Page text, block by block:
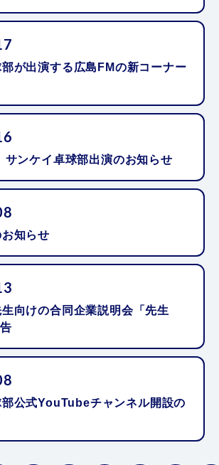
が出演する広島FMの新コーナー
ンケイ卓球部出演のお知らせ
知らせ
向けの合同企業説明会「先生
公式YouTubeチャンネル開設の